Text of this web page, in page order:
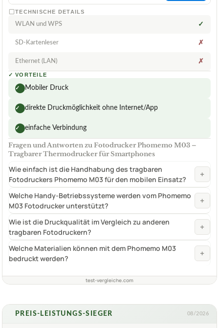
TECHNISCHE DETAILS
WLAN und WPS ✓
SD-Kartenleser ✗
Ethernet (LAN) ✗
✓ VORTEILE
✓ Mobiler Druck
✓ direkte Druckmöglichkeit ohne Internet/App
✓ einfache Verbindung
Fragen und Antworten zu Fotodrucker Phomemo M03 –
Tragbarer Thermodrucker für Smartphones
Wie einfach ist die Handhabung des tragbaren
Fotodruckers Phomemo M03 für den mobilen Einsatz?
+
Welche Handy-Betriebssysteme werden vom Phomemo
M03 Fotodrucker unterstützt?
+
Wie ist die Druckqualität im Vergleich zu anderen
tragbaren Fotodruckern?
+
Welche Materialien können mit dem Phomemo M03
bedruckt werden?
+
test-vergleiche.com
PREIS-LEISTUNGS-SIEGER 08/2026